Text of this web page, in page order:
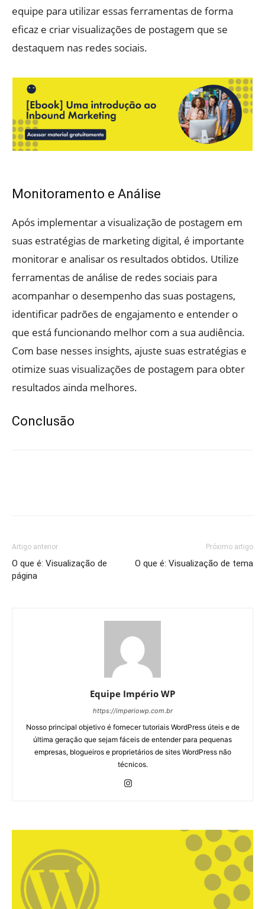
equipe para utilizar essas ferramentas de forma
eficaz e criar visualizações de postagem que se
destaquem nas redes sociais.
Monitoramento e Análise
Após implementar a visualização de postagem em
suas estratégias de marketing digital, é importante
monitorar e analisar os resultados obtidos. Utilize
ferramentas de análise de redes sociais para
acompanhar o desempenho das suas postagens,
identificar padrões de engajamento e entender o
que está funcionando melhor com a sua audiência.
Com base nesses insights, ajuste suas estratégias e
otimize suas visualizações de postagem para obter
resultados ainda melhores.
Conclusão
Artigo anterior
O que é: Visualização de
página
Próximo artigo
O que é: Visualização de tema
Equipe Império WP
https://imperiowp.com.br
Nosso principal objetivo é fornecer tutoriais WordPress úteis e de
última geração que sejam fáceis de entender para pequenas
empresas, blogueiros e proprietários de sites WordPress não
técnicos.